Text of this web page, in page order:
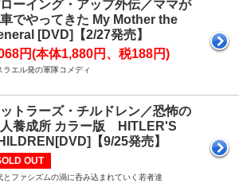
ーイング・アップ外伝／ママが
でやってきた My Mother the
[DVD]【2/27発売】
円(本体1,880円、税188円)
ラエル発の軍隊コメディ
ットラーズ・チルドレン／恐怖の
養成所 カラー版 HITLER'S
【9/25発売】
OUT
とファシズムの渦に呑み込まれていく若者達